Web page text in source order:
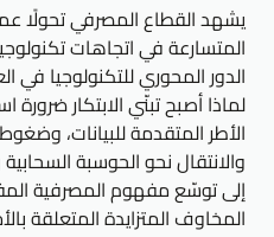
يشهد القطاع المصرفي تحولًا
المتسارعة في اتجاهات
الدور المحوري للتكنولوجيا
لماذا أصبح تبنّي الابتكار ضرورة
الأطر المتقدمة للبيانات،
والانتقال نحو الحوسبة
إلى توسّع مفهوم المصرفية
المخاوف المتزايدة المتعلقة